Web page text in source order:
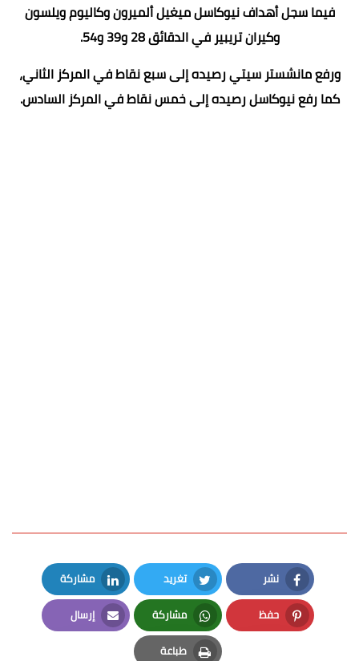
فيما سجل أهداف نيوكاسل ميغيل ألميرون وكاليوم ويلسون
وكيران تريبير في الدقائق 28 و39 و54.
ورفع مانشستر سيتي رصيده إلى سبع نقاط في المركز الثاني،
كما رفع نيوكاسل رصيده إلى خمس نقاط في المركز السادس.
نشر
Facebook
تغريد
Twitter
مشاركة
LinkedIn
حفظ
Pinterest
مشاركة
Whatsapp
إرسال
Email
طباعة